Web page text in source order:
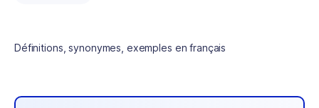
Définitions, synonymes, exemples en français